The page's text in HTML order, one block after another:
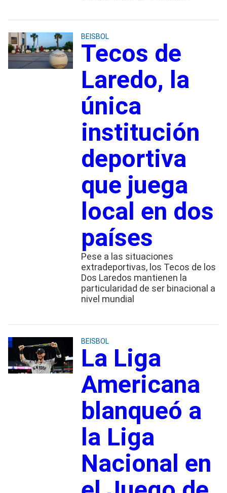
BEISBOL
Tecos de
Laredo, la
única
institución
deportiva
que juega
local en dos
países
Pese a las situaciones
extradeportivas, los Tecos de los
Dos Laredos mantienen la
particularidad de ser binacional a
nivel mundial
BEISBOL
La Liga
Americana
blanqueó a
la Liga
Nacional en